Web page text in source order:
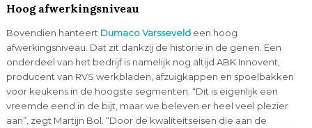
Hoog afwerkingsniveau
Bovendien hanteert Dumaco Varsseveldeen hoog
afwerkingsniveau. Dat zit dankzij de historie in de genen. Een
onderdeel van het bedrijf is namelijk nog altijd ABK Innovent,
producent van RVS werkbladen, afzuigkappen en spoelbakken
voor keukens in de hoogste segmenten. “Dit is eigenlijk een
vreemde eend in de bijt, maar we beleven er heel veel plezier
aan”, zegt Martijn Bol. “Door de kwaliteitseisen die aan de